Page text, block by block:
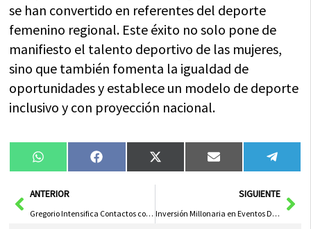
se han convertido en referentes del deporte
femenino regional. Este éxito no solo pone de
manifiesto el talento deportivo de las mujeres,
sino que también fomenta la igualdad de
oportunidades y establece un modelo de deporte
inclusivo y con proyección nacional.
Compartir
en
WhatsAppCompartir
en
FacebookCompartir
en
X
(Twitter)
Compartir
en
Email
en
AntANTERIOR
Gregorio Intensifica Contactos con China para Atraer Turismo a Talavera de la Reina
SIGUIENTE
Inversión Millonaria en Eventos Deportivos para Impulsar el Desarrollo Rural en Castilla-La Mancha